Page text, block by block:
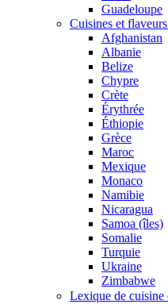
Guadeloupe
Cuisines et
Afghanistan
Albanie
Belize
Chypre
Crète
Érythrée
Éthiopie
Grèce
Maroc
Mexique
Monaco
Namibie
Nicaragua
Samoa (îles)
Somalie
Turquie
Ukraine
Zimbabwe
Lexique de cuisine